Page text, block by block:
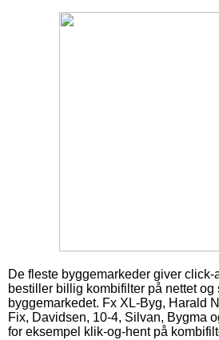
De fleste byggemarkeder giver
bestiller billig kombifilter på nettet og
byggemarkedet. Fx XL-Byg, Harald
Fix, Davidsen, 10-4, Silvan, Bygma
for eksempel klik-og-hent på